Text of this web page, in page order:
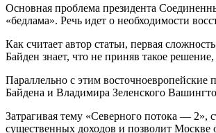
Основная проблема президента
«бедлама». Речь идет о необходимости
Как считает автор статьи, первая
Байден знает, что не приняв такое
Параллельно с этим
Байдена и Владимира Зеленского
Затрагивая тему «Северного потока —
существенных доходов и позволит Москве